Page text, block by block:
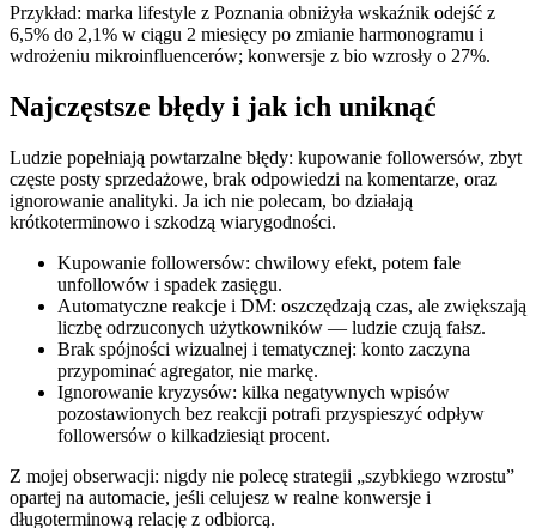
Przykład: marka lifestyle z Poznania obniżyła wskaźnik odejść z
6,5% do 2,1% w ciągu 2 miesięcy po zmianie harmonogramu i
wdrożeniu mikroinfluencerów; konwersje z bio wzrosły o 27%.
Najczęstsze błędy i jak ich uniknąć
Ludzie popełniają powtarzalne błędy: kupowanie followersów, zbyt
częste posty sprzedażowe, brak odpowiedzi na komentarze, oraz
ignorowanie analityki. Ja ich nie polecam, bo działają
krótkoterminowo i szkodzą wiarygodności.
Kupowanie followersów: chwilowy efekt, potem fale
unfollowów i spadek zasięgu.
Automatyczne reakcje i DM: oszczędzają czas, ale zwiększają
liczbę odrzuconych użytkowników — ludzie czują fałsz.
Brak spójności wizualnej i tematycznej: konto zaczyna
przypominać agregator, nie markę.
Ignorowanie kryzysów: kilka negatywnych wpisów
pozostawionych bez reakcji potrafi przyspieszyć odpływ
followersów o kilkadziesiąt procent.
Z mojej obserwacji: nigdy nie polecę strategii „szybkiego wzrostu”
opartej na automacie, jeśli celujesz w realne konwersje i
długoterminową relację z odbiorcą.